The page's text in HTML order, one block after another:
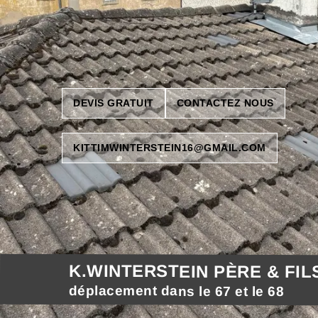
DEVIS GRATUIT CONTACTEZ NOUS
KITTIMWINTERSTEIN16@GMAIL.COM
K.WINTERSTEIN PÈRE &
déplacement dans le 67 et le 68